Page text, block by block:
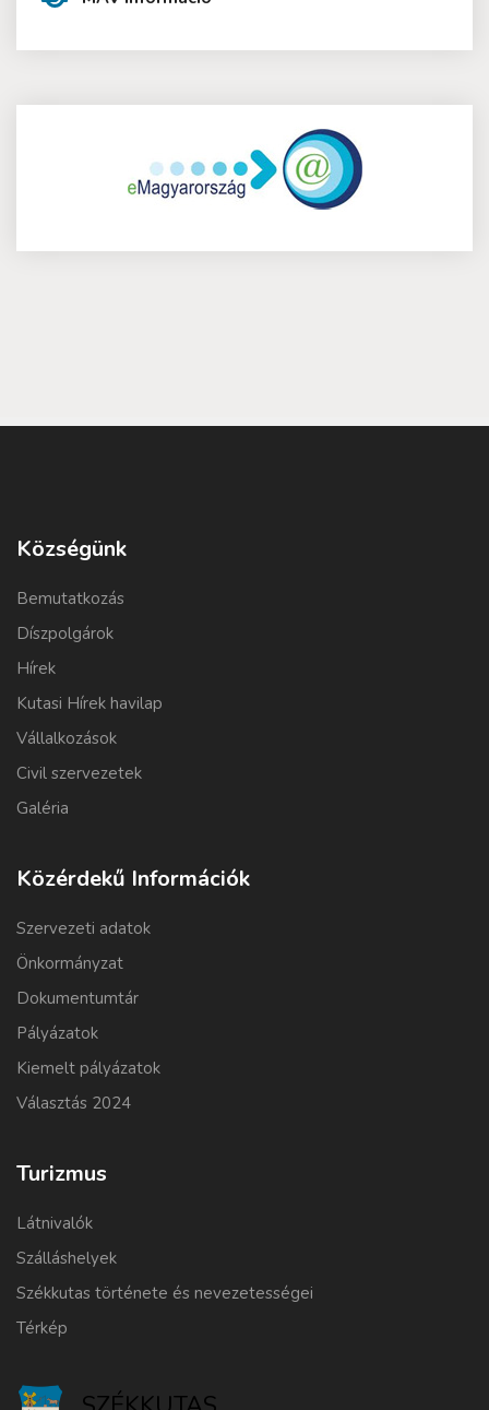
Községünk
Bemutatkozás
Díszpolgárok
Hírek
Kutasi Hírek havilap
Vállalkozások
Civil szervezetek
Galéria
Közérdekű Információk
Szervezeti adatok
Önkormányzat
Dokumentumtár
Pályázatok
Kiemelt pályázatok
Választás 2024
Turizmus
Látnivalók
Szálláshelyek
Székkutas története és nevezetességei
Térkép